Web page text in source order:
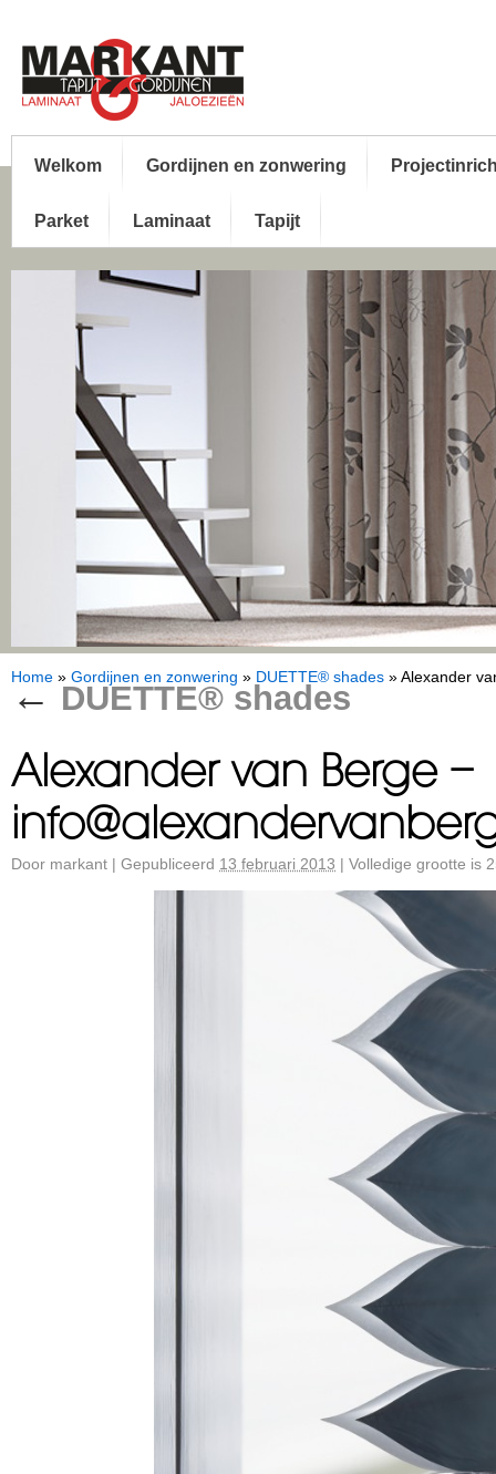
Welkom Gordijnen en zonwering
Parket Laminaat Tapijt
Home » Gordijnen en zonwering » DUETTE® shades »Alexander
← DUETTE® shades
Alexander van Berge –
Door markant | Gepubliceerd 13 februari 2013 | Volledige grootte is